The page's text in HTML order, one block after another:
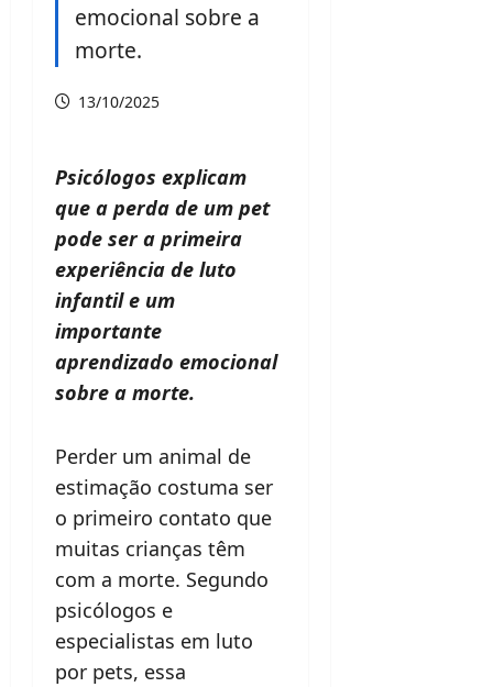
emocional sobre a
morte.
13/10/2025
Psicólogos explicam
que a perda de um pet
pode ser a primeira
experiência de luto
infantil e um
importante
aprendizado emocional
sobre a morte.
Perder um animal de
estimação costuma ser
o primeiro contato que
muitas crianças têm
com a morte. Segundo
psicólogos e
especialistas em luto
por pets, essa